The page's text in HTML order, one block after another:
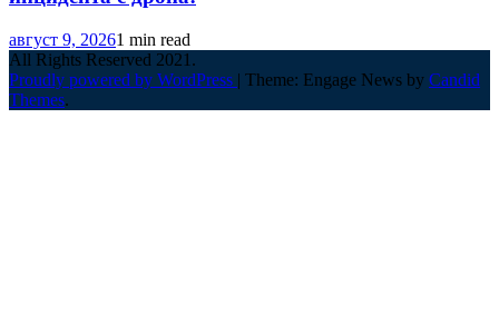
август 9, 20261 min read
All Rights Reserved 2021.
Proudly powered by WordPress | Theme: Engage News by Candid
Themes.